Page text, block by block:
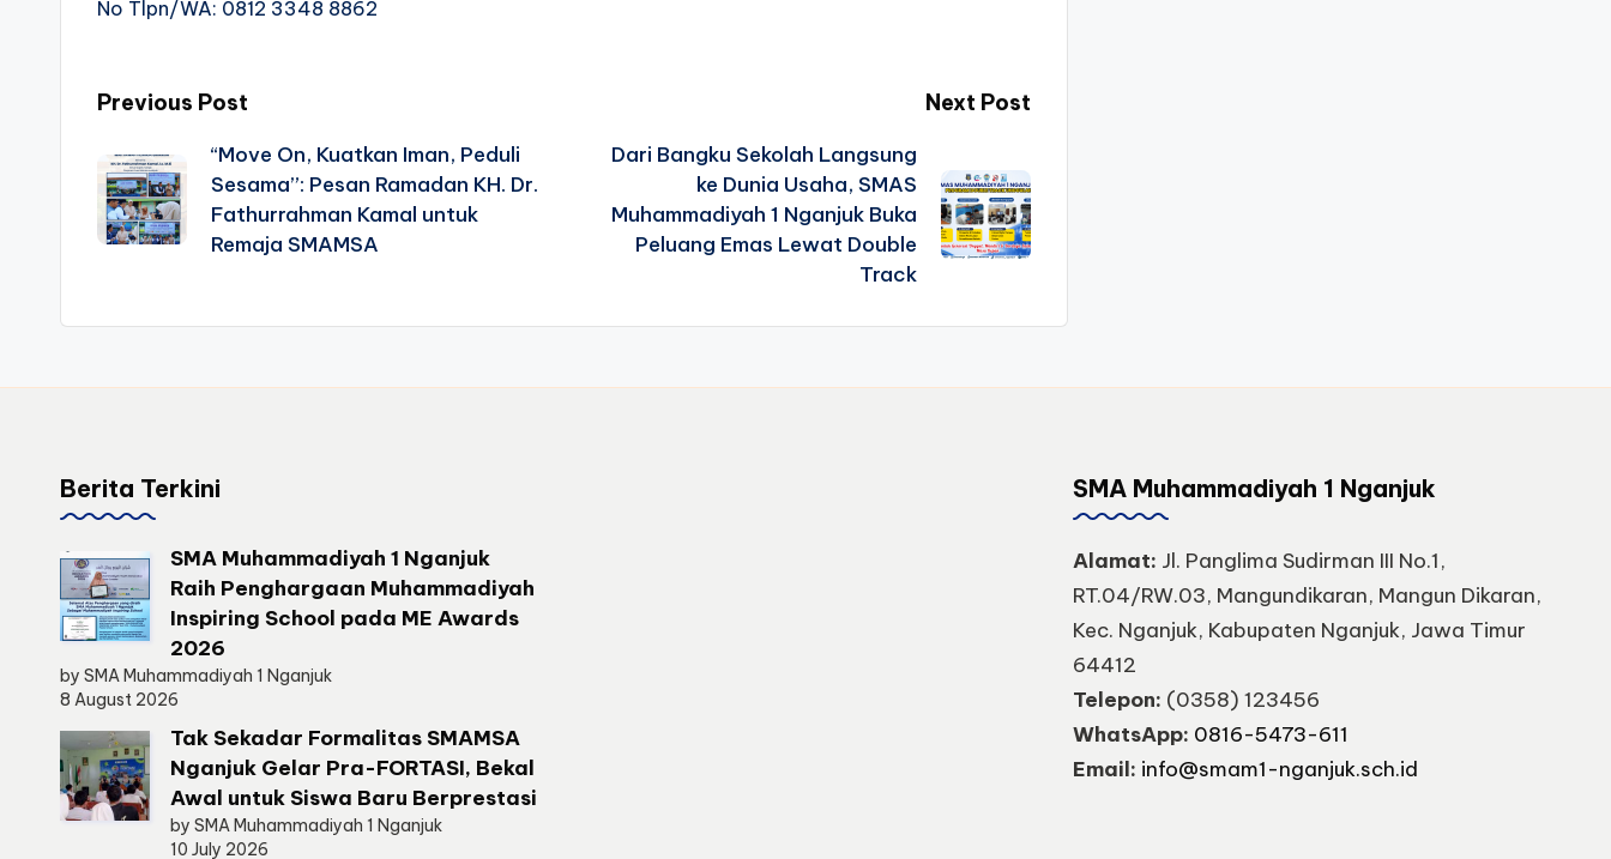
No Tlpn/WA: 0812 3348 8862
Post
navigation
Previous Post
“Move On, Kuatkan Iman, Peduli
Sesama”: Pesan Ramadan KH. Dr.
Fathurrahman Kamal untuk
Remaja SMAMSA
Next Post
Dari Bangku Sekolah Langsung
ke Dunia Usaha, SMAS
Muhammadiyah 1 Nganjuk Buka
Peluang Emas Lewat Double
Track
Berita Terkini
SMA Muhammadiyah 1 Nganjuk
Raih Penghargaan Muhammadiyah
Inspiring School pada ME Awards
2026
by SMA Muhammadiyah 1 Nganjuk
8 August 2026
Tak Sekadar Formalitas SMAMSA
Nganjuk Gelar Pra-FORTASI, Bekal
Awal untuk Siswa Baru Berprestasi
by SMA Muhammadiyah 1 Nganjuk
10 July 2026
SMA Muhammadiyah 1 Nganjuk
Alamat: Jl. Panglima Sudirman III No.1,
RT.04/RW.03, Mangundikaran, Mangun Dikaran,
Kec. Nganjuk, Kabupaten Nganjuk, Jawa Timur
64412
Telepon: (0358) 123456
WhatsApp: 0816-5473-611
Email: info@smam1-nganjuk.sch.id